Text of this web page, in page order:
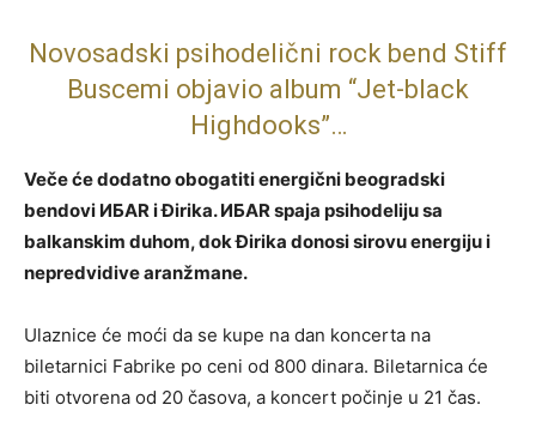
Novosadski psihodelični rock bend Stiff
Buscemi objavio album “Jet-black
Highdooks”…
Veče će dodatno obogatiti energični beogradski
bendovi ИБАR i Đirika. ИБАR spaja psihodeliju sa
balkanskim duhom, dok Đirika donosi sirovu energiju i
nepredvidive aranžmane.
Ulaznice će moći da se kupe na dan koncerta na
biletarnici Fabrike po ceni od 800 dinara. Biletarnica će
biti otvorena od 20 časova, a koncert počinje u 21 čas.